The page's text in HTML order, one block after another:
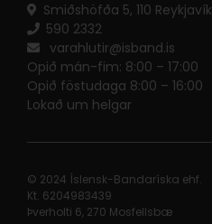
Smiðshöfða 5, 110 Reykjavík
590 ​2332
varahlutir@isband.is
Opið mán-fim: 8:00 – 17:00
Opið föstudaga 8:00 – 16:00
Lokað um helgar
© 2024 Íslensk-Bandaríska ehf.
Kt. 620498​3439
Þverholti 6, 270 Mosfellsbæ